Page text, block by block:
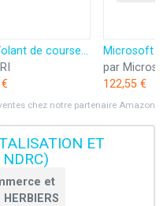
HORI Volant de course APEX pour Playstation 5, Playstation 4 et PC - Licence officielle Sony
par
122,55 €
chez notre partenaire Amazon
ET
et